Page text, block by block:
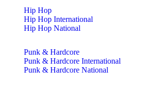
Hip Hop
Hip Hop International
Hip Hop National
Punk & Hardcore
Punk & Hardcore International
Punk & Hardcore National